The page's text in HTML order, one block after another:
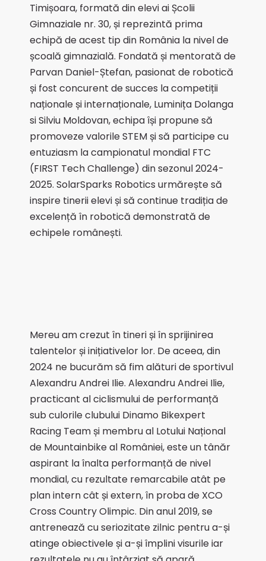
Timișoara, formată din elevi ai Școlii
Gimnaziale nr. 30, și reprezintă prima
echipă de acest tip din România la nivel de
școală gimnazială. Fondată și mentorată de
Parvan Daniel-Ștefan, pasionat de robotică
și fost concurent de succes la competiții
naționale și internaționale, Luminița Dolanga
si Silviu Moldovan, echipa își propune să
promoveze valorile STEM și să participe cu
entuziasm la campionatul mondial FTC
(FIRST Tech Challenge) din sezonul 2024-
2025. SolarSparks Robotics urmărește să
inspire tinerii elevi și să continue tradiția de
excelență în robotică demonstrată de
echipele românești.
Mereu am crezut în tineri și în sprijinirea
talentelor și inițiativelor lor. De aceea, din
2024 ne bucurăm să fim alături de sportivul
Alexandru Andrei Ilie. Alexandru Andrei Ilie,
practicant al ciclismului de performanță
sub culorile clubului Dinamo Bikexpert
Racing Team și membru al Lotului Național
de Mountainbike al României, este un tânăr
aspirant la înalta performanță de nivel
mondial, cu rezultate remarcabile atât pe
plan intern cât și extern, în proba de XCO
Cross Country Olimpic. Din anul 2019, se
antrenează cu seriozitate zilnic pentru a-și
atinge obiectivele și a-și împlini visurile iar